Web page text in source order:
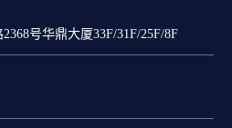
号华鼎大厦33F/31F/25F/8F